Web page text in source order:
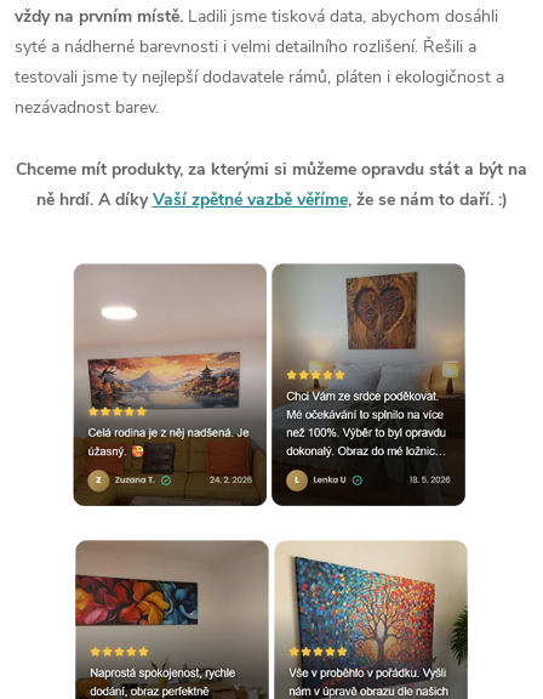
vždy na prvním místě. Ladili jsme tisková data, abychom dosáhli
syté a nádherné barevnosti i velmi detailního rozlišení. Řešili a
testovali jsme ty nejlepší dodavatele rámů, pláten i ekologičnost a
nezávadnost barev.
Chceme mít produkty, za kterými si můžeme opravdu stát a být na
ně hrdí. A díkyVaší zpětné vazbě věříme, že se nám to daří. :)